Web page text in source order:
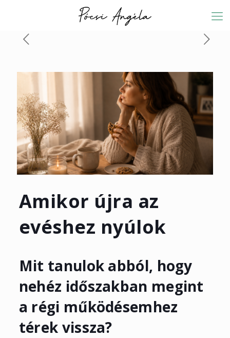
Amikor újra az
evéshez nyúlok
Mit tanulok abból, hogy
nehéz időszakban megint
a régi működésemhez
térek vissza?